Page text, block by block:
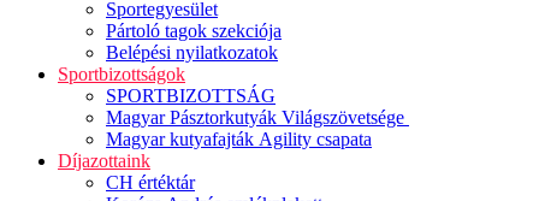
Sportegyesület
Pártoló tagok szekciója
Belépési nyilatkozatok
Sportbizottságok
SPORTBIZOTTSÁG
Magyar Pásztorkutyák Világszövetsége
Magyar kutyafajták Agility csapata
Díjazottaink
CH értéktár